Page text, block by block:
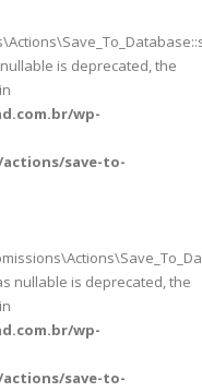
is deprecated, the
wp-
save-to-
nullable is deprecated, the
wp-
save-to-